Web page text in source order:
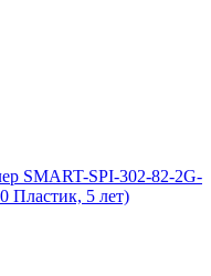
SMART-SPI-302-82-2G-
Пластик, 5 лет)